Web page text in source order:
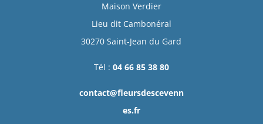
Maison Verdier
Lieu dit Cambonéral
30270 Saint-Jean du Gard
Tél : 04 66 85 38 80
contact@fleursdescevenn
es.fr